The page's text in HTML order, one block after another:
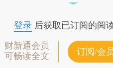
登录后获取已订阅的阅
财新通会员
可畅读全文
订阅/会